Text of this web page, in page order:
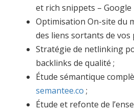
et rich snippets – Google
Optimisation On-site du
des liens sortants de vos
Stratégie de netlinking
backlinks de qualité ;
Étude sémantique
semantee.co ;
Étude et refonte de